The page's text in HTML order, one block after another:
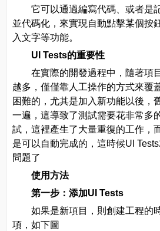
它可以通過編寫代碼、或者是
並代碼化，來實現自動點擊某個按
入文字等功能。
UI Tests的重要性
在實際的開發過程中，隨著項
越多，僅僅靠人工操作的方式來覆
困難的，尤其是加入新功能以後，
一遍，這導致了測試需要花非常多
試，這裡產生了大量重復的工作，
是可以自動完成的，這時候UI
問題了
使用方法
第一步：添加UI Tests
如果是新項目，則創建工程的
項，如下圖